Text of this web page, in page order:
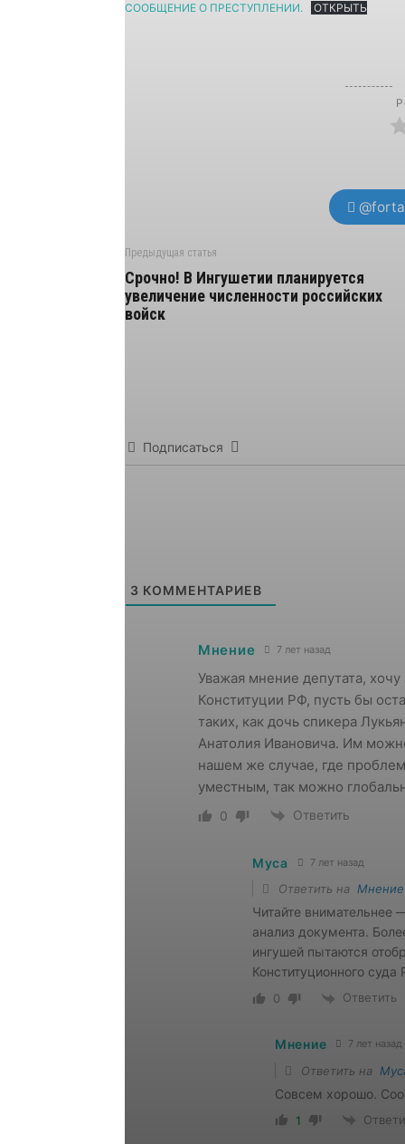
СООБЩЕНИЕ О ПРЕСТУПЛЕНИИ. ОТКРЫТЬ
Предыдущая статья
Срочно! В Ингушетии планируется
увеличение численности российских
войск
Подписаться
3 КОММЕНТАРИЕВ
Мнение 7 лет назад
Уважая мнение депутата,
Конституции РФ, пусть бы
таких, как дочь спикера
Анатолия Ивановича. Им
нашем же случае, где
уместным, так можно
0 Ответить
Муса 7 лет назад
Ответить на Мнение
Читайте внимательнее
анализ документа.
ингушей пытаются
Конституционного суда
0 Ответить
Мнение 7 лет назад
Ответить на
Совсем хорошо.
1